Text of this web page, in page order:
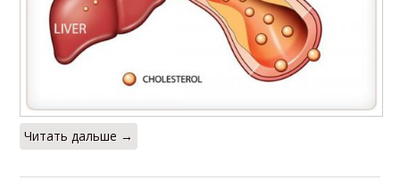
Читать дальше →